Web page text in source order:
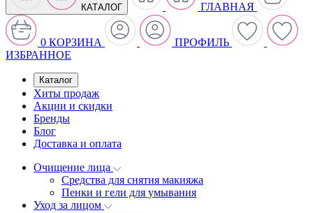
КАТАЛОГ ГЛАВНАЯ
0 КОРЗИНА
ПРОФИЛЬ
ИЗБРАННОЕ
Каталог
Хиты продаж
Акции и скидки
Бренды
Блог
Доставка и оплата
Очищение лица
Средства для снятия макияжа
Пенки и гели для умывания
Уход за лицом